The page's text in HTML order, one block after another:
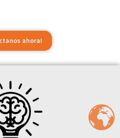
ahora!